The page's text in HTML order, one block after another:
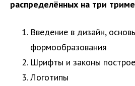
распределённых на три
Введение в дизайн,
формообразования
Шрифты и законы
Логотипы